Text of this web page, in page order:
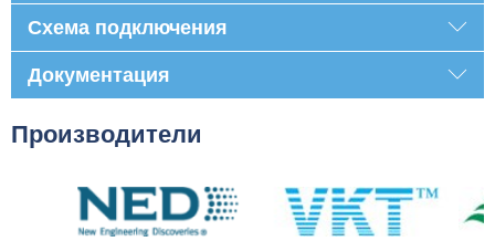
Схема подключения
Документация
Производители